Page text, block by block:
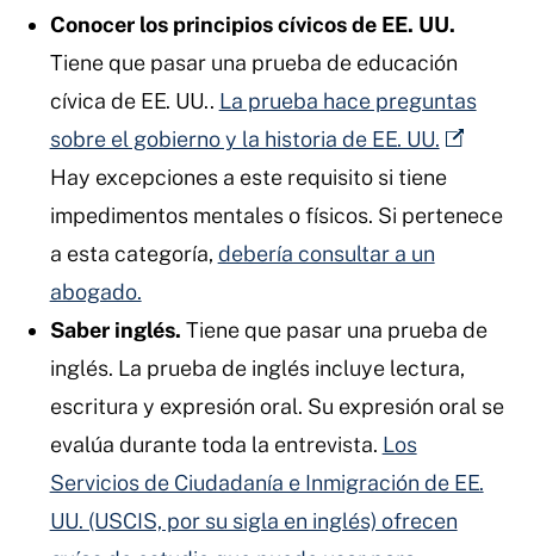
Conocer los principios cívicos de EE. UU.
Tiene que pasar una prueba de educación
cívica de EE. UU.. La prueba hace preguntas
sobre el gobierno y la historia de EE. UU.
Hay excepciones a este requisito si tiene
impedimentos mentales o físicos. Si pertenece
a esta categoría, debería consultar a un
abogado.
Saber inglés. Tiene que pasar una prueba de
inglés. La prueba de inglés incluye lectura,
escritura y expresión oral. Su expresión oral se
evalúa durante toda la entrevista. Los
Servicios de Ciudadanía e Inmigración de EE.
UU. (USCIS, por su sigla en inglés) ofrecen